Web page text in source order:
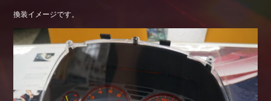
換装イメージです。